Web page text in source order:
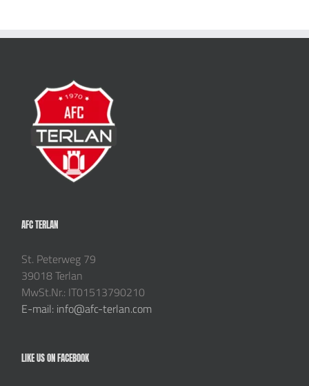
AFC TERLAN
St. Peterweg 79
39018 Terlan
MwSt.Nr.: IT01513790210
E-mail: info@afc-terlan.com
LIKE US ON FACEBOOK